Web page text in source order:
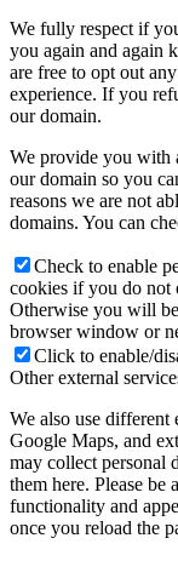
We fully respect if
you again and again
are free to opt out
experience. If you
our domain.
We provide you with
our domain so you
reasons we are not
domains. You can
Check to enable
cookies if you do not
Otherwise you will
browser window or
Click to enable/
Other external
We also use different
Google Maps, and
may collect personal
them here. Please be
functionality and
once you reload the